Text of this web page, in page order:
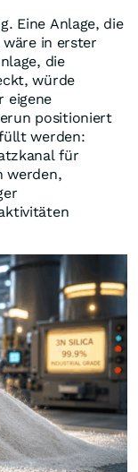
Eine Anlage, die
in erster
die
würde
eigene
positioniert
werden:
für
werden,